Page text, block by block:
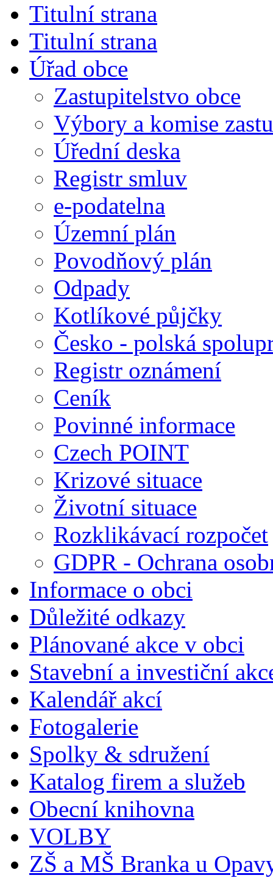
Titulní strana
Titulní strana
Úřad obce
Zastupitelstvo obce
Výbory a komise
Úřední deska
Registr smluv
e-podatelna
Územní plán
Povodňový plán
Odpady
Kotlíkové půjčky
Česko - polská
Registr oznámení
Ceník
Povinné informace
Czech POINT
Krizové situace
Životní situace
Rozklikávací rozpočet
GDPR - Ochrana
Informace o obci
Důležité odkazy
Plánované akce v obci
Stavební a investiční
Kalendář akcí
Fotogalerie
Spolky & sdružení
Katalog firem a služeb
Obecní knihovna
VOLBY
ZŠ a MŠ Branka u